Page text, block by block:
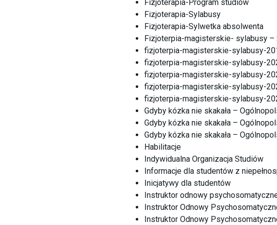
Fizjoterapia-Program studiów
Fizjoterapia-Sylabusy
Fizjoterapia-Sylwetka absolwenta
Fizjoterpia-magisterskie- sylabusy
fizjoterpia-magisterskie-sylabusy-
fizjoterpia-magisterskie-sylabusy-
fizjoterpia-magisterskie-sylabusy-
fizjoterpia-magisterskie-sylabusy-
fizjoterpia-magisterskie-sylabusy-
Gdyby kózka nie skakała –
Gdyby kózka nie skakała –
Gdyby kózka nie skakała –
Habilitacje
Indywidualna Organizacja Studiów
Informacje dla studentów z
Inicjatywy dla studentów
Instruktor odnowy
Instruktor Odnowy
Instruktor Odnowy